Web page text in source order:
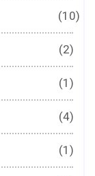
(10)
(2)
(1)
(4)
(1)